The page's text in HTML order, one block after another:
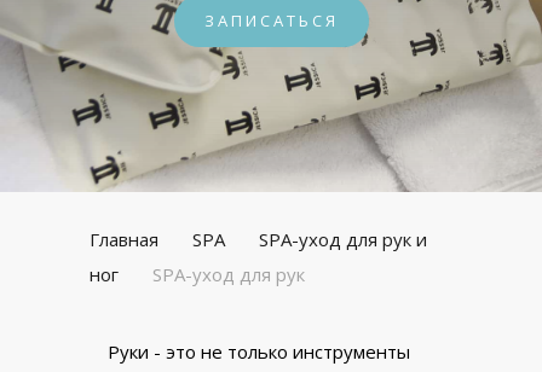
ЗАПИСАТЬСЯ
Главная SPA
SPA-уход для рук и
ног
SPA-уход для рук
Руки - это не только инструменты